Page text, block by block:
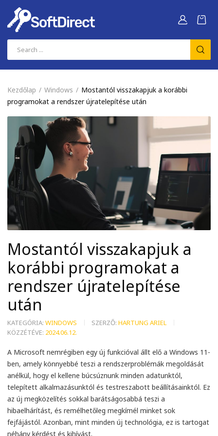
Kezdőlap Windows
Mostantól visszakapjuk a korábbi
programokat a rendszer újratelepítése után
Mostantól visszakapjuk a
korábbi programokat a
rendszer újratelepítése
után
KATEGÓRIA: WINDOWS SZERZŐ: HARTUNG ARIEL
KÖZZÉTÉVE: 2024.06.12.
A Microsoft nemrégiben egy új funkcióval állt elő a Windows 11-
ben, amely könnyebbé teszi a rendszerproblémák megoldását
anélkül, hogy el kellene búcsúznunk minden adatunktól,
telepített alkalmazásunktól és testreszabott beállításainktól. Ez
az új megközelítés sokkal barátságosabbá teszi a
hibaelhárítást, és remélhetőleg megkímél minket sok
fejfájástól. Azonban, mint minden új technológia, ez is tartogat
néhány kérdést és kihívást.